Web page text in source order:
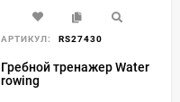
АРТИКУЛ: RS27430
Гребной тренажер Water
rowing